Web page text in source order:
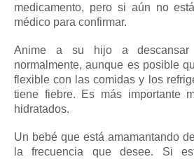
medicamento, pero si aún no
médico para confirmar.
Anime a su hijo a
normalmente, aunque es posible
flexible con las comidas y los
tiene fiebre.
Es más importante
hidratados.
Un bebé que está amamantando
la frecuencia que desee. Si